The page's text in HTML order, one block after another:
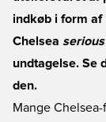
indkøb i form af
Chelsea
undtagelse. Se
den.
Mange